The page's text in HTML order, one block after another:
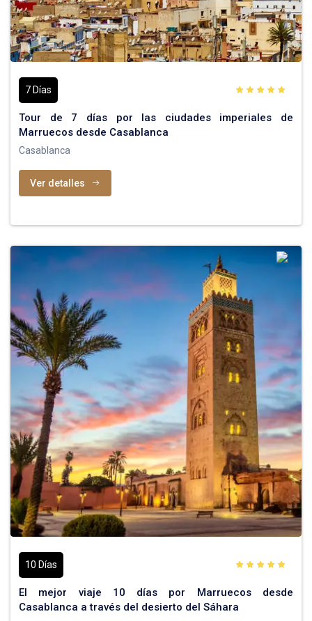
7 Días
Tour de 7 días por las ciudades imperiales de
Marruecos desde Casablanca
Casablanca
Ver detalles
10 Días
El mejor viaje 10 días por Marruecos desde
Casablanca a través del desierto del Sáhara